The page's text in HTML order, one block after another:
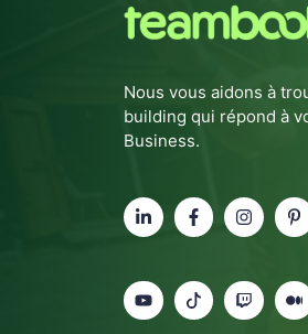
Nous vous aidons à
building qui répond à
Business.